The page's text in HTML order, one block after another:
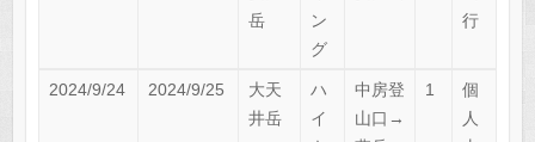
岳
ン
グ
行
2024/9/24 2024/9/25
大天
井岳
ハ
イ
中房登
山口→
1
個
人